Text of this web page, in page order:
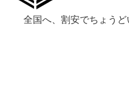
全国へ、割安でちょうど